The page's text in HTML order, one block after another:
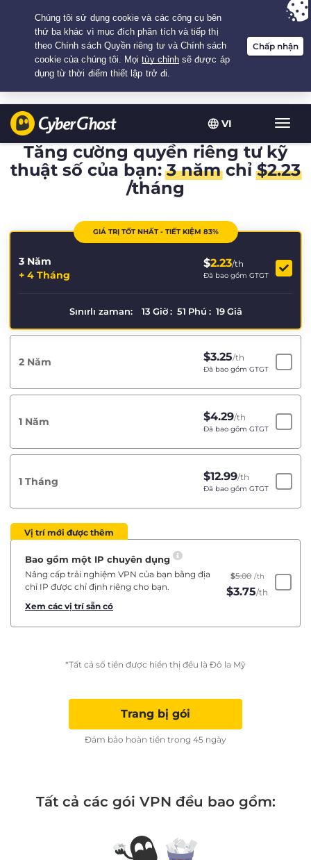
VI
đổi
điều
Your choice:The Best Dealfor 3.3333333333333-years at $
/month
Tăng cường quyền riêng tư kỹ
thuật số của bạn:3 nămchỉ$2.23
/tháng
GIÁ TRỊ TỐT NHẤT - TIẾT KIỆM 83%
3 Năm
+ 4 Tháng
$2.23/th
Đã bao gồm GTGT
Sınırlı zaman: 13 Giờ : 51 Phú : 19 Giâ
2 Năm $3.25/th
Đã bao gồm GTGT
1 Năm $4.29/th
Đã bao gồm GTGT
1 Tháng $12.99/th
Đã bao gồm GTGT
Vị trí mới được thêm
Bao gồm một IP chuyên dụng
Nâng cấp trải nghiệm VPN của bạn bằng địa
chỉ IP được chỉ định riêng cho bạn.
Xem các vị trí sẵn có
$5.00 /th
$3.75/th
*Tất cả số tiền được hiển thị đều là Đô la Mỹ
Trang bị gói
Đảm bảo hoàn tiền trong 45 ngày
Tất cả các gói VPN đều bao gồm: